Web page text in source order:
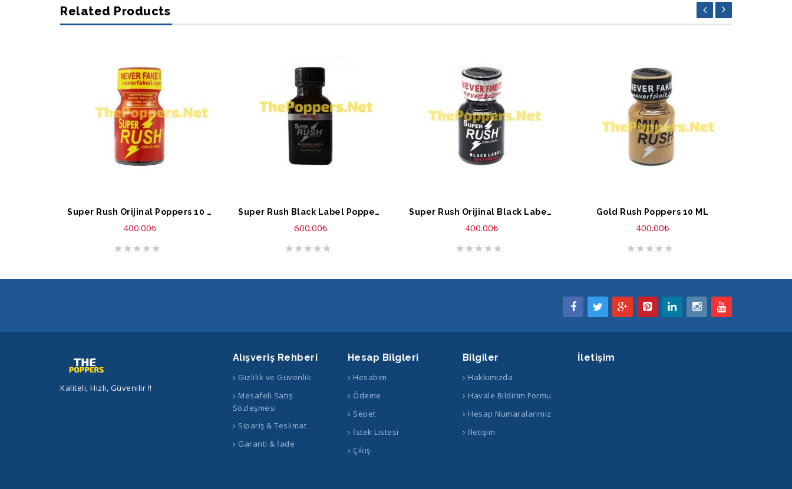
Related Products
SEPETE EKLE Super Rush Orijinal Poppers 10 ML
400.00₺
SEPETE EKLE Super Rush Black Label Poppers 30 ml
600.00₺
SEPETE EKLE Super Rush Orijinal Black Label 10 ML
400.00₺
SEPETE EKLE
Gold Rush Poppers 10 ML
400.00₺
Kaliteli, Hızlı, Güvenilir !!
Alışveriş Rehberi
Gizlilik ve Güvenlik
Mesafeli Satış
Sözleşmesi
Sipariş & Teslimat
Garanti & İade
Hesap Bilgleri
Hesabım
Ödeme
Sepet
İstek Listesi
Çıkış
Bilgiler
Hakkımızda
Havale Bildirim Formu
Hesap Numaralarımız
İletişim
İletişim